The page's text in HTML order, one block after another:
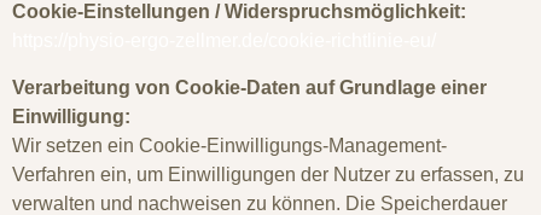
Cookie-Einstellungen / Widerspruchsmöglichkeit:
Verarbeitung von Cookie-Daten auf Grundlage einer
Einwilligung:
Wir setzen ein Cookie-Einwilligungs-Management-
Verfahren ein, um Einwilligungen der Nutzer zu erfassen, zu
verwalten und nachweisen zu können. Die Speicherdauer